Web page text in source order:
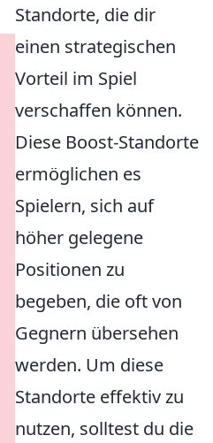
Standorte, die dir
einen strategischen
Vorteil im Spiel
verschaffen können.
Diese Boost-Standorte
ermöglichen es
Spielern, sich auf
höher gelegene
Positionen zu
begeben, die oft von
Gegnern übersehen
werden. Um diese
Standorte effektiv zu
nutzen, solltest du die